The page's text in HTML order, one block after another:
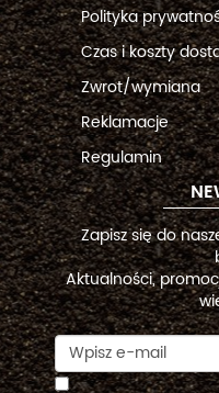
Polityka
Czas i koszty
Zwrot/wymiana
Reklamacje
Regulamin
Zapisz się do
Aktualności,